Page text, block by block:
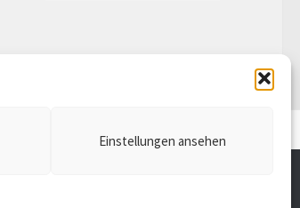
Einstellungen ansehen